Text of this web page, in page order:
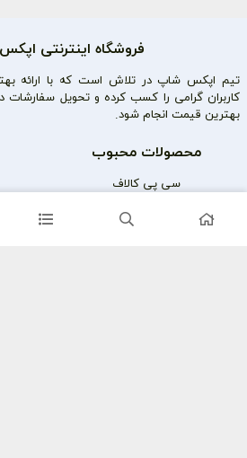
فروشگاه اینترنتی
تیم اپکس شاپ در تلاش است که با ارائه
کاربران گرامی را کسب کرده و تحویل
بهترین قیمت انجام شود.
محصولات محبوب
سی پی کالاف
کریستال گنشین